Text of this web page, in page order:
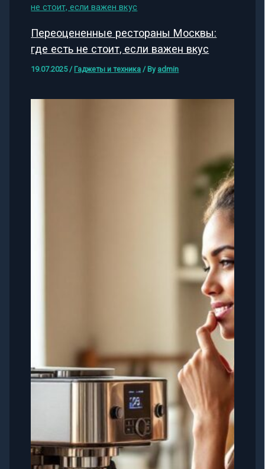
Переоцененные рестораны Москвы:
где есть не стоит, если важен вкус
19.07.2025/ Гаджеты и техника / By admin